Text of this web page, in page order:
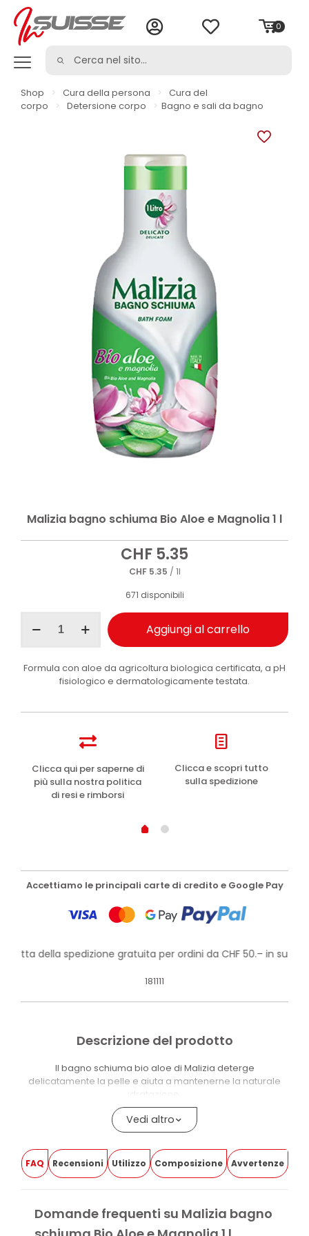
0
Shop > Cura della persona >
Cura del
corpo
> Detersione corpo > Bagno e sali da bagno
Malizia bagno schiuma Bio Aloe e Magnolia 1 l
CHF5.35
CHF5.35 / 1l
671 disponibili
bagno
Aloe
1
Aggiungi al carrello
Formula con aloe da agricoltura biologica certificata, a pH
fisiologico e dermatologicamente testata.
Clicca qui per saperne di
più sulla nostra politica
di resi e rimborsi
Clicca e scopri tutto
sulla spedizione
Accettiamo le principali carte di credito e Google Pay
della spedizione gratuita per ordini da CHF 50.– in su!
181111
Descrizione del prodotto
Il bagno schiuma bio aloe di Malizia deterge
delicatamente la pelle e aiuta a mantenerne la naturale
idratazione.
La formula è arricchita con aloe proveniente da agricoltura
biologica certificata. Le note verdi dell’aloe incontrano
benessere quotidiano.
Il prodotto ha pH fisiologico ed è dermatologicamente
BENEFICI DI MALIZIA BAGNO SCHIUMA BIO ALOE
Vedi altro
FAQ Recensioni Utilizzo Composizione Avvertenze
Domande frequenti su Malizia bagno